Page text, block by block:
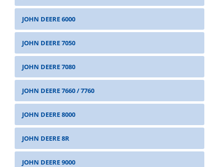
JOHN DEERE 6000
JOHN DEERE 7050
JOHN DEERE 7080
JOHN DEERE 7660 / 7760
JOHN DEERE 8000
JOHN DEERE 8R
JOHN DEERE 9000